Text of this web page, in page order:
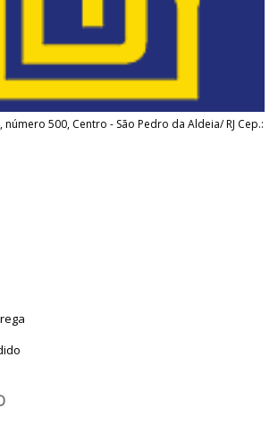
número 500, Centro - São Pedro da Aldeia/ RJ Cep.: